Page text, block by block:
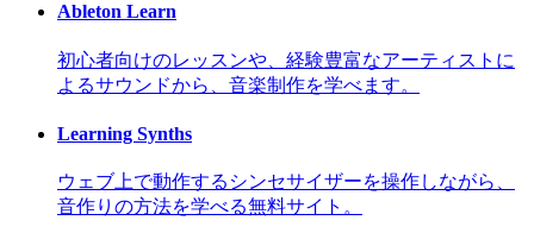
Ableton Learn
初心者向けのレッスンや、経験豊富なアーティストに
よるサウンドから、音楽制作を学べます。
Learning Synths
ウェブ上で動作するシンセサイザーを操作しながら、
音作りの方法を学べる無料サイト。